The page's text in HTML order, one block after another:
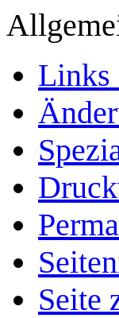
Links
Seite